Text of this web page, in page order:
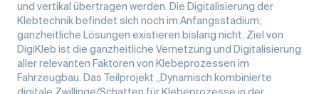
und vertikal übertragen werden. Die Digitalisierung der
Klebtechnik befindet sich noch im Anfangsstadium;
ganzheitliche Lösungen existieren bislang nicht. Ziel von
DigiKleb ist die ganzheitliche Vernetzung und Digitalisierung
aller relevanten Faktoren von Klebeprozessen im
Fahrzeugbau. Das Teilprojekt „Dynamisch kombinierte